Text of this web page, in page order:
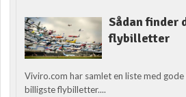
Sådan finder
flybilletter
Viviro.com har samlet en liste med
billigste flybilletter....